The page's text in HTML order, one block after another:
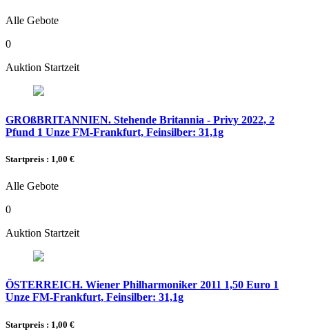
Alle Gebote
0
Auktion Startzeit
GROßBRITANNIEN. Stehende Britannia - Privy 2022, 2
Pfund 1 Unze FM-Frankfurt, Feinsilber: 31,1g
Startpreis : 1,00 €
Alle Gebote
0
Auktion Startzeit
ÖSTERREICH. Wiener Philharmoniker 2011 1,50 Euro 1
Unze FM-Frankfurt, Feinsilber: 31,1g
Startpreis : 1,00 €